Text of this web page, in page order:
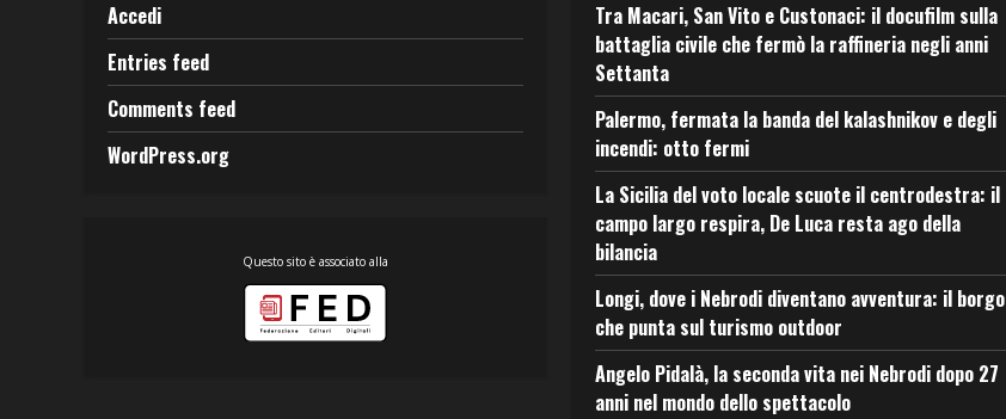
Accedi
Entries feed
Comments feed
WordPress.org
Questo sito è associato alla
Tra Macari, San Vito e Custonaci: il docufilm sulla
battaglia civile che fermò la raffineria negli anni
Settanta
Palermo, fermata la banda del kalashnikov e degli
incendi: otto fermi
La Sicilia del voto locale scuote il centrodestra: il
campo largo respira, De Luca resta ago della
bilancia
Longi, dove i Nebrodi diventano avventura: il borgo
che punta sul turismo outdoor
Angelo Pidalà, la seconda vita nei Nebrodi dopo 27
anni nel mondo dello spettacolo